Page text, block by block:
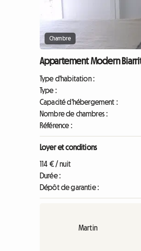
Chambre
Appartement Modern
Type d'habitation :
Type :
Capacité d'hébergement :
Nombre de chambres :
Référence :
Loyer et conditions
114 € / nuit
Durée :
Dépôt de garantie :
Martin